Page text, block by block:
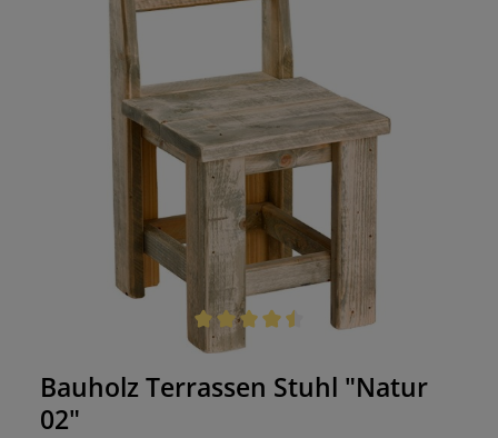
Durchschnittliche Bewertung von 4.5 von 5 Sternen
Bauholz Terrassen Stuhl "Natur
02"